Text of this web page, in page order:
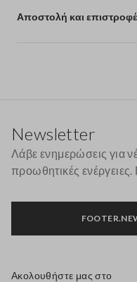
Αποστολή και
Newsletter
Λάβε ενημερώσεις για
προωθητικές
Ακολουθήστε μας στο